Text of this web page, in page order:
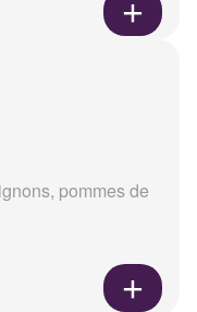
pommes de